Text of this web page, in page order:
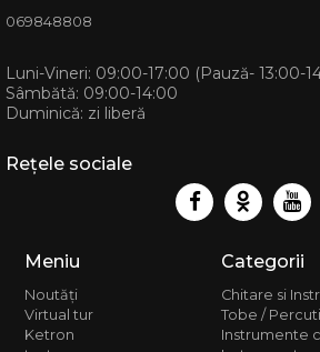
069848808
Luni-Vineri: 09:00-17:00 (Pauză- 13:00-
Sâmbătă: 09:00-14:00
Duminică: zi liberă
Rețele sociale
Meniu
Noutăți
Virtual tur
Ketron
Categorii
Chitare si
Tobe /
Instrumente